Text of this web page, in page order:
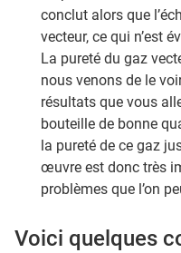
conclut alors que
vecteur, ce qui n’est
La pureté du gaz
nous venons de le
résultats que vous
bouteille de bonne
la pureté de ce gaz
œuvre est donc très
problèmes que l’on
Voici quelques